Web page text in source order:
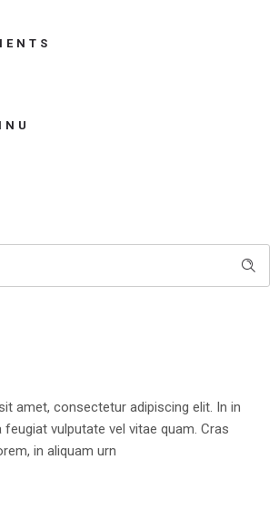
amet, consectetur adipiscing elit. In in
vulputate vel vitae quam. Cras
in aliquam urn